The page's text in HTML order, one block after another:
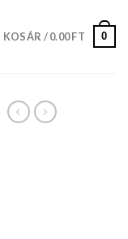
KOSÁR /0.00FT 0